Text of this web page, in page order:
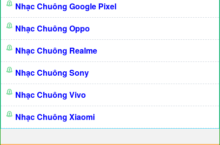
Nhạc Chuông Google Pixel
Nhạc Chuông Oppo
Nhạc Chuông Realme
Nhạc Chuông Sony
Nhạc Chuông Vivo
Nhạc Chuông Xiaomi